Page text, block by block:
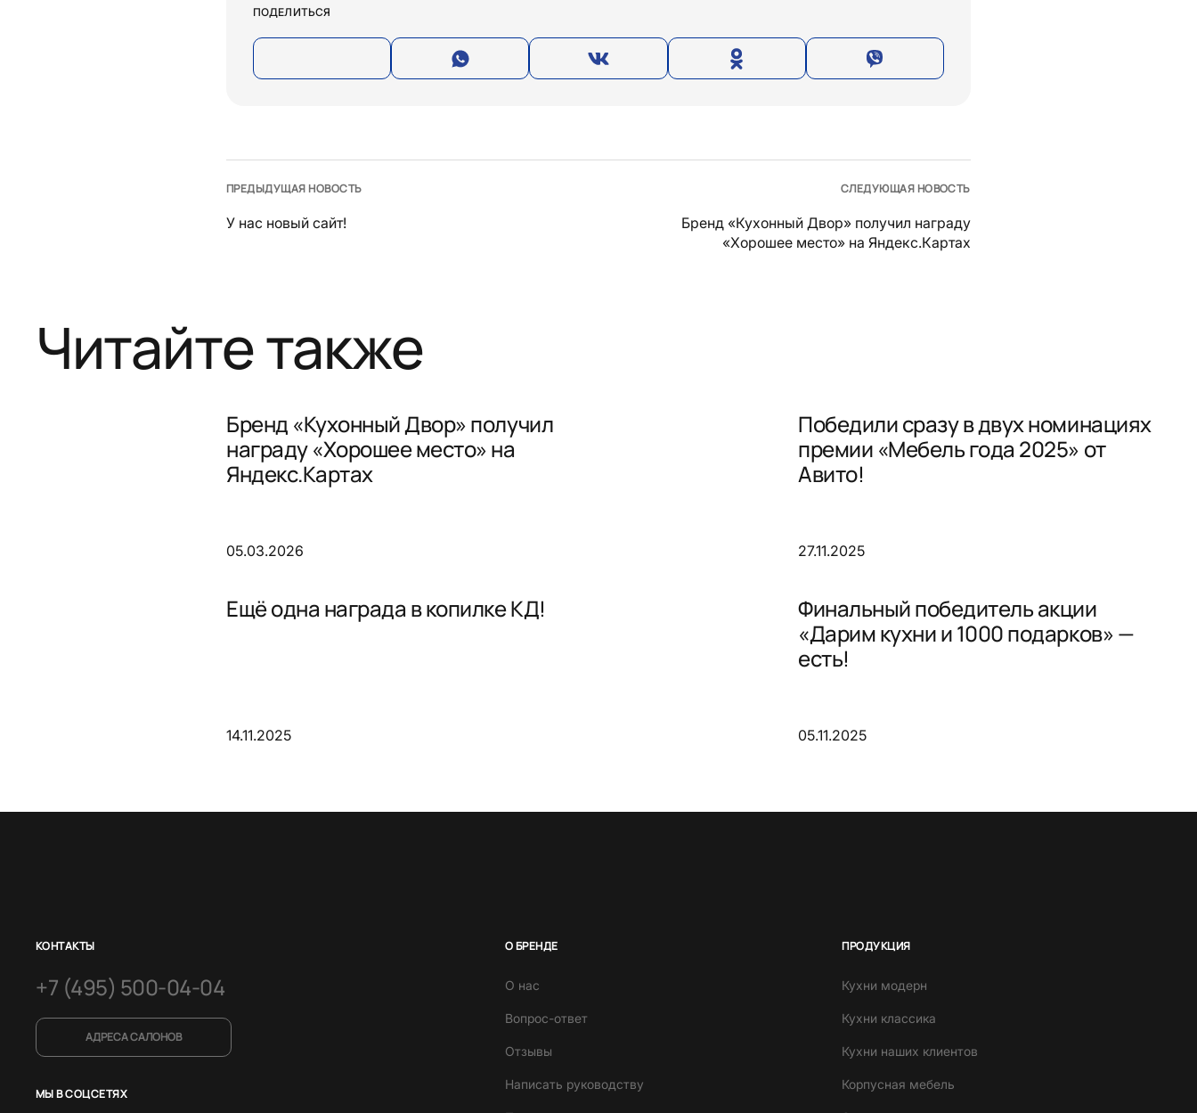
ПОДЕЛИТЬСЯ
ПРЕДЫДУЩАЯ НОВОСТЬ
У нас новый сайт!
СЛЕДУЮЩАЯ НОВОСТЬ
Бренд «Кухонный Двор» получил награду
«Хорошее место» на Яндекс.Картах
Читайте также
Бренд «Кухонный Двор» получил
награду «Хорошее место» на
Яндекс.Картах
05.03.2026
Победили сразу в двух номинациях
премии «Мебель года 2025» от
Авито!
27.11.2025
Ещё одна награда в копилке КД!
14.11.2025
Финальный победитель акции
«Дарим кухни и 1000 подарков» —
есть!
05.11.2025
КОНТАКТЫ
+7 (495) 500-04-04
АДРЕСА САЛОНОВ
МЫ В СОЦСЕТЯХ
О БРЕНДЕ
О нас
Вопрос-ответ
Отзывы
Написать руководству
ПРОДУКЦИЯ
Кухни модерн
Кухни классика
Кухни наших клиентов
Корпусная мебель